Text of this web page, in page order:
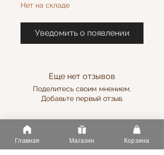
Нет на складе
Уведомить о появлении
Еще нет отзывов
Поделитесь своим мнением.
Добавьте первый отзыв.
Оставить отзыв
Главная Магазин Корзина